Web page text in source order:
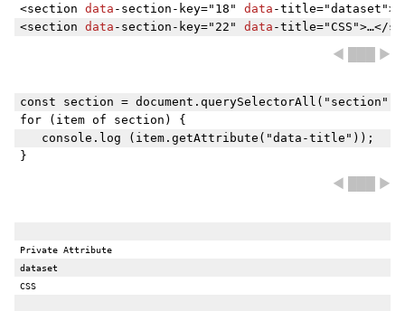
<section data -section-key="18" data -
<section data -section-key="22" data
◀ ███ ▶
const section = document.querySelectorAll("section");
for (item of section) {
◀ ███ ▶
Private Attribute
dataset